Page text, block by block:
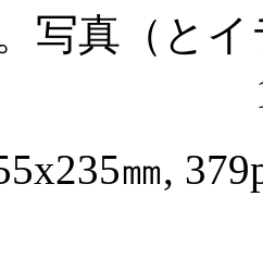
写真（と
㎜,